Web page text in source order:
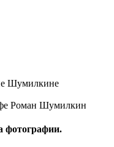
Шумилкине
фотографии.